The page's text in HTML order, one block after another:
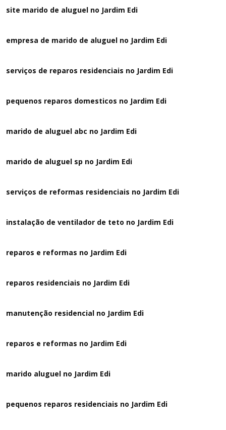
site marido de aluguel no Jardim Edi
empresa de marido de aluguel no Jardim Edi
serviços de reparos residenciais no Jardim Edi
pequenos reparos domesticos no Jardim Edi
marido de aluguel abc no Jardim Edi
marido de aluguel sp no Jardim Edi
serviços de reformas residenciais no Jardim Edi
instalação de ventilador de teto no Jardim Edi
reparos e reformas no Jardim Edi
reparos residenciais no Jardim Edi
manutenção residencial no Jardim Edi
reparos e reformas no Jardim Edi
marido aluguel no Jardim Edi
pequenos reparos residenciais no Jardim Edi